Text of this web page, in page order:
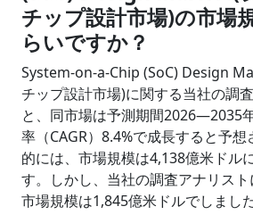
チップ設計市場)の市場
らいですか？
System-on-a-Chip (SoC) Design
チップ設計市場)に関する当社の調
と、同市場は予測期間2026―2035
率（CAGR）8.4%で成長すると予
的には、市場規模は4,138億米ドル
す。しかし、当社の調査アナリス
市場規模は1,845億米ドルでしました